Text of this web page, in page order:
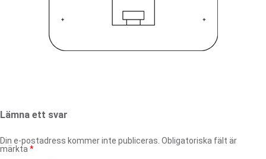
Lämna ett svar
Din e-postadress kommer inte publiceras. Obligatoriska fält är
märkta *